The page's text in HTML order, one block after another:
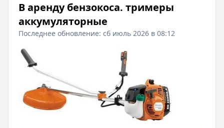
В аренду бензокоса. тримеры
аккумуляторные
Последнее обновление: сб июль 2026 в 08:12